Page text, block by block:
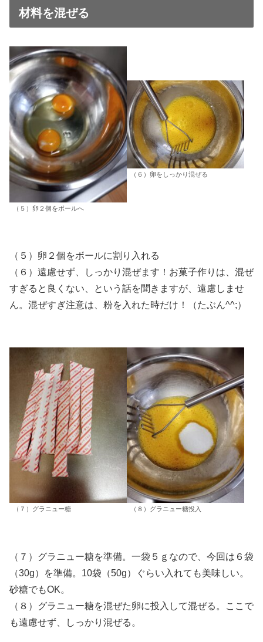
材料を混ぜる
（５）卵２個をボールへ
（６）卵をしっかり混ぜる
（５）卵２個をボールに割り入れる
（６）遠慮せず、しっかり混ぜます！お菓子作りは、混ぜ
すぎると良くない、という話を聞きますが、遠慮しませ
ん。混ぜすぎ注意は、粉を入れた時だけ！（たぶん^^;）
（７）グラニュー糖 （８）グラニュー糖投入
（７）グラニュー糖を準備。一袋５ｇなので、今回は６袋
（30g）を準備。10袋（50g）ぐらい入れても美味しい。
砂糖でもOK。
（８）グラニュー糖を混ぜた卵に投入して混ぜる。ここで
も遠慮せず、しっかり混ぜる。